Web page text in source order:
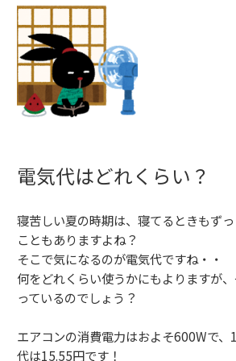
電気代はどれくらい？
寝苦しい夏の時期は、寝てるときもず
こともありますよね？
そこで気になるのが電気代ですね・・
何をどれくらい使うかにもよりますが
っているのでしょう？
エアコンの消費電力はおよそ600Wで
代は15.55円です！